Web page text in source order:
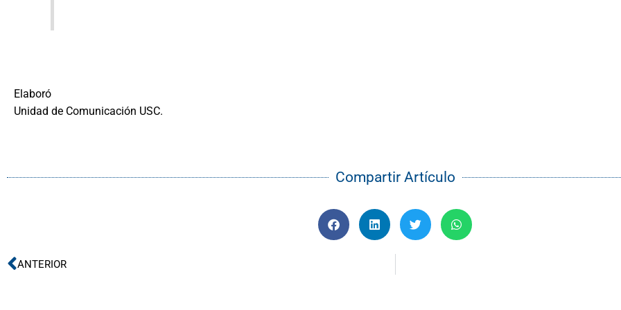
Elaboró
Unidad de Comunicación USC.
Compartir Artículo
Ant
ANTERIOR